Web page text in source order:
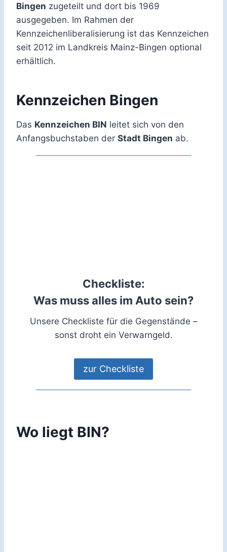
Bingen zugeteilt und dort bis 1969
ausgegeben. Im Rahmen der
Kennzeichenliberalisierung ist das Kennzeichen
seit 2012 im Landkreis Mainz-Bingen optional
erhältlich.
Kennzeichen Bingen
Das Kennzeichen BIN leitet sich von den
Anfangsbuchstaben der Stadt Bingen ab.
Checkliste:
Was muss alles im Auto sein?
Unsere Checkliste für die Gegenstände –
sonst droht ein Verwarngeld.
zur Checkliste
Wo liegt BIN?